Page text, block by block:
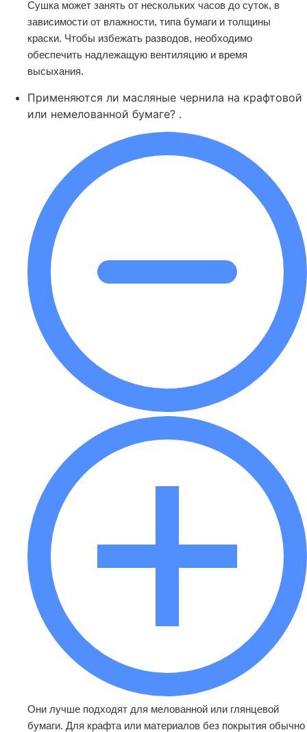
Сушка может занять от нескольких часов до суток, в
зависимости от влажности, типа бумаги и толщины
краски. Чтобы избежать разводов, необходимо
обеспечить надлежащую вентиляцию и время
высыхания.
Применяются ли масляные чернила на крафтовой
или немелованной бумаге? .
Они лучше подходят для мелованной или глянцевой
бумаги. Для крафта или материалов без покрытия обычно